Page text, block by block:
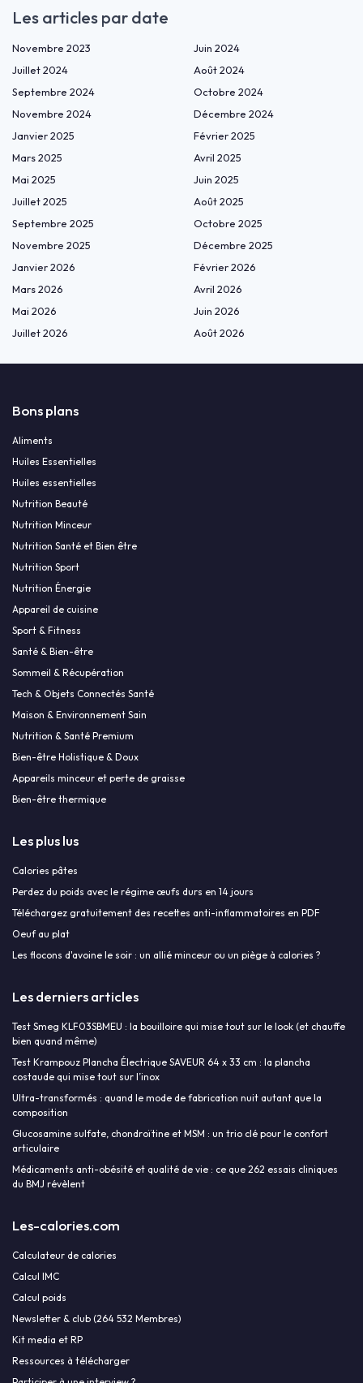
Les articles par date
Novembre 2023
Juin 2024
Juillet 2024
Août 2024
Septembre 2024
Octobre 2024
Novembre 2024
Décembre 2024
Janvier 2025
Février 2025
Mars 2025
Avril 2025
Mai 2025
Juin 2025
Juillet 2025
Août 2025
Septembre 2025
Octobre 2025
Novembre 2025
Décembre 2025
Janvier 2026
Février 2026
Mars 2026
Avril 2026
Mai 2026
Juin 2026
Juillet 2026
Août 2026
Bons plans
Aliments
Huiles Essentielles
Huiles essentielles
Nutrition Beauté
Nutrition Minceur
Nutrition Santé et Bien être
Nutrition Sport
Nutrition Énergie
Appareil de cuisine
Sport & Fitness
Santé & Bien-être
Sommeil & Récupération
Tech & Objets Connectés Santé
Maison & Environnement Sain
Nutrition & Santé Premium
Bien-être Holistique & Doux
Appareils minceur et perte de graisse
Bien-être thermique
Les plus lus
Calories pâtes
Perdez du poids avec le régime œufs durs en 14 jours
Téléchargez gratuitement des recettes anti-inflammatoires en PDF
Oeuf au plat
Les flocons d'avoine le soir : un allié minceur ou un piège à calories ?
Les derniers articles
Test Smeg KLF03SBMEU : la bouilloire qui mise tout sur le look (et chauffe
bien quand même)
Test Krampouz Plancha Électrique SAVEUR 64 x 33 cm : la plancha
costaude qui mise tout sur l’inox
Ultra-transformés : quand le mode de fabrication nuit autant que la
composition
Glucosamine sulfate, chondroïtine et MSM : un trio clé pour le confort
articulaire
Médicaments anti-obésité et qualité de vie : ce que 262 essais cliniques
du BMJ révèlent
Les-calories.com
Calculateur de calories
Calcul IMC
Calcul poids
Newsletter & club (264 532 Membres)
Kit media et RP
Ressources à télécharger